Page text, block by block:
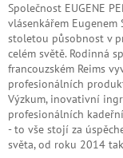
Společnost EUGENE
vlásenkářem
stoletou působnost v
celém světě. Rodinná
francouzském Reims
profesionálních
Výzkum, inovativní
profesionálních
- to vše stojí za
světa, od roku 2014